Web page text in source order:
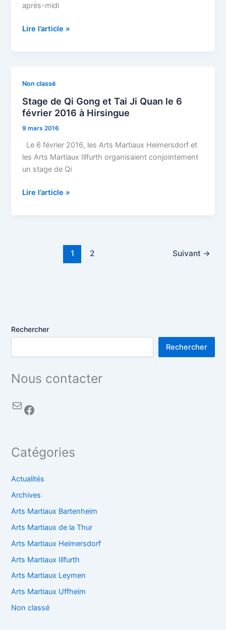
après-midi
Lire l’article »
Non classé
Stage de Qi Gong et Tai Ji Quan le 6
février 2016 à Hirsingue
9 mars 2016
Le 6 février 2016, les Arts Martiaux Heimersdorf et
les Arts Martiaux Illfurth organisaient conjointement
un stage de Qi
Stage
Qi
Gong
et
Tai
Ji
Quan
6
Lire l’article »
1 2 Suivant →
Rechercher
Rechercher
Nous contacter
Catégories
Actualités
Archives
Arts Martiaux Bartenheim
Arts Martiaux de la Thur
Arts Martiaux Heimersdorf
Arts Martiaux Illfurth
Arts Martiaux Leymen
Arts Martiaux Uffheim
Non classé